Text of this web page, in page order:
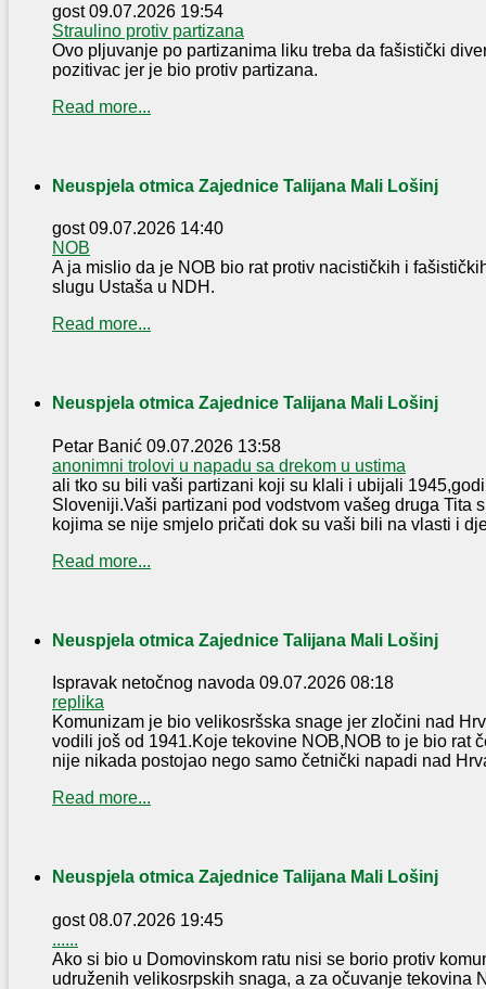
gost 09.07.2026 19:54
Straulino protiv partizana
Ovo pljuvanje po partizanima liku treba da fašistički
pozitivac jer je bio protiv partizana.
Read more...
Neuspjela otmica Zajednice Talijana Mali Lošinj
gost 09.07.2026 14:40
NOB
A ja mislio da je NOB bio rat protiv nacističkih i
slugu Ustaša u NDH.
Read more...
Neuspjela otmica Zajednice Talijana Mali Lošinj
Petar Banić 09.07.2026 13:58
anonimni trolovi u napadu sa drekom u ustima
ali tko su bili vaši partizani koji su klali i ubijali
Sloveniji.Vaši partizani pod vodstvom vašeg druga Tita
kojima se nije smjelo pričati dok su vaši bili na vlasti i
Read more...
Neuspjela otmica Zajednice Talijana Mali Lošinj
Ispravak netočnog navoda 09.07.2026 08:18
replika
Komunizam je bio velikosršska snage jer zločini nad
vodili još od 1941.Koje tekovine NOB,NOB to je bio rat
nije nikada postojao nego samo četnički napadi nad
Read more...
Neuspjela otmica Zajednice Talijana Mali Lošinj
gost 08.07.2026 19:45
......
Ako si bio u Domovinskom ratu nisi se borio protiv
udruženih velikosrpskih snaga, a za očuvanje tekovina